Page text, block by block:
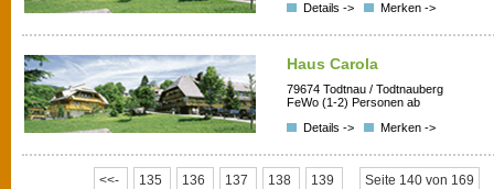
Details ->
Merken ->
Haus Carola
79674 Todtnau / Todtnauberg
FeWo (1-2) Personen ab
Details ->
Merken ->
<<- 135 136 137 138 139 Seite 140 von 169